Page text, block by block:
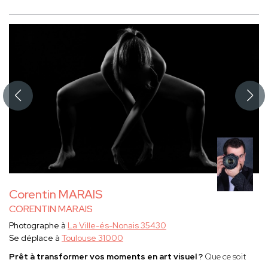
Corentin MARAIS
CORENTIN MARAIS
Photographe à La Ville-és-Nonais 35430
Se déplace à Toulouse 31000
Prêt à transformer vos moments en art visuel ? Que ce soit